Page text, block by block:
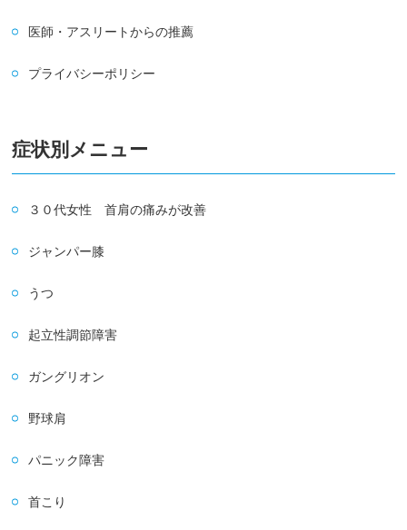
医師・アスリートからの推薦
プライバシーポリシー
症状別メニュー
３０代女性 首肩の痛みが改善
ジャンパー膝
うつ
起立性調節障害
ガングリオン
野球肩
パニック障害
首こり